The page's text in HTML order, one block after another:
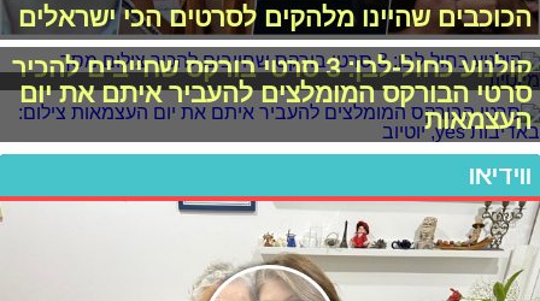
הכוכבים שהיינו מלהקים לסרטים הכי ישראלים
קולנוע כחול-לבן: 3 סרטי בורקס שחייבים להכיר
סרטי הבורקס המומלצים להעביר איתם את יום
העצמאות
ווידיאו